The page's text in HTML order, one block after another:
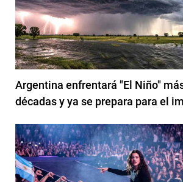
Argentina enfrentará "El Niño"
décadas y ya se prepara para el